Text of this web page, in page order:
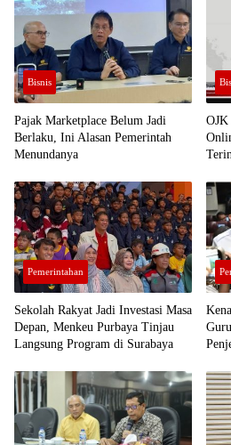
Bisnis
Pajak Marketplace Belum Jadi
Berlaku, Ini Alasan Pemerintah
Menundanya
OJK
Pemerintahan
Sekolah Rakyat Jadi Investasi Masa
Depan, Menkeu Purbaya Tinjau
Langsung Program di Surabaya